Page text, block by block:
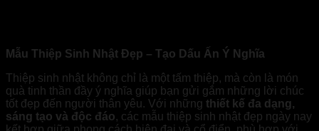
Mẫu Thiệp Sinh Nhật Đẹp – Tạo Dấu Ấn Ý Nghĩa
Thiệp sinh nhật không chỉ là một tấm thiệp, mà còn là món
quà tinh thần đầy ý nghĩa giúp bạn gửi gắm những lời chúc
tốt đẹp đến người thân yêu. Với những thiết kế đa dạng,
sáng tạo và độc đáo, các mẫu thiệp sinh nhật đẹp ngày nay